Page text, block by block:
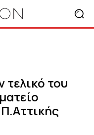
τελικό του